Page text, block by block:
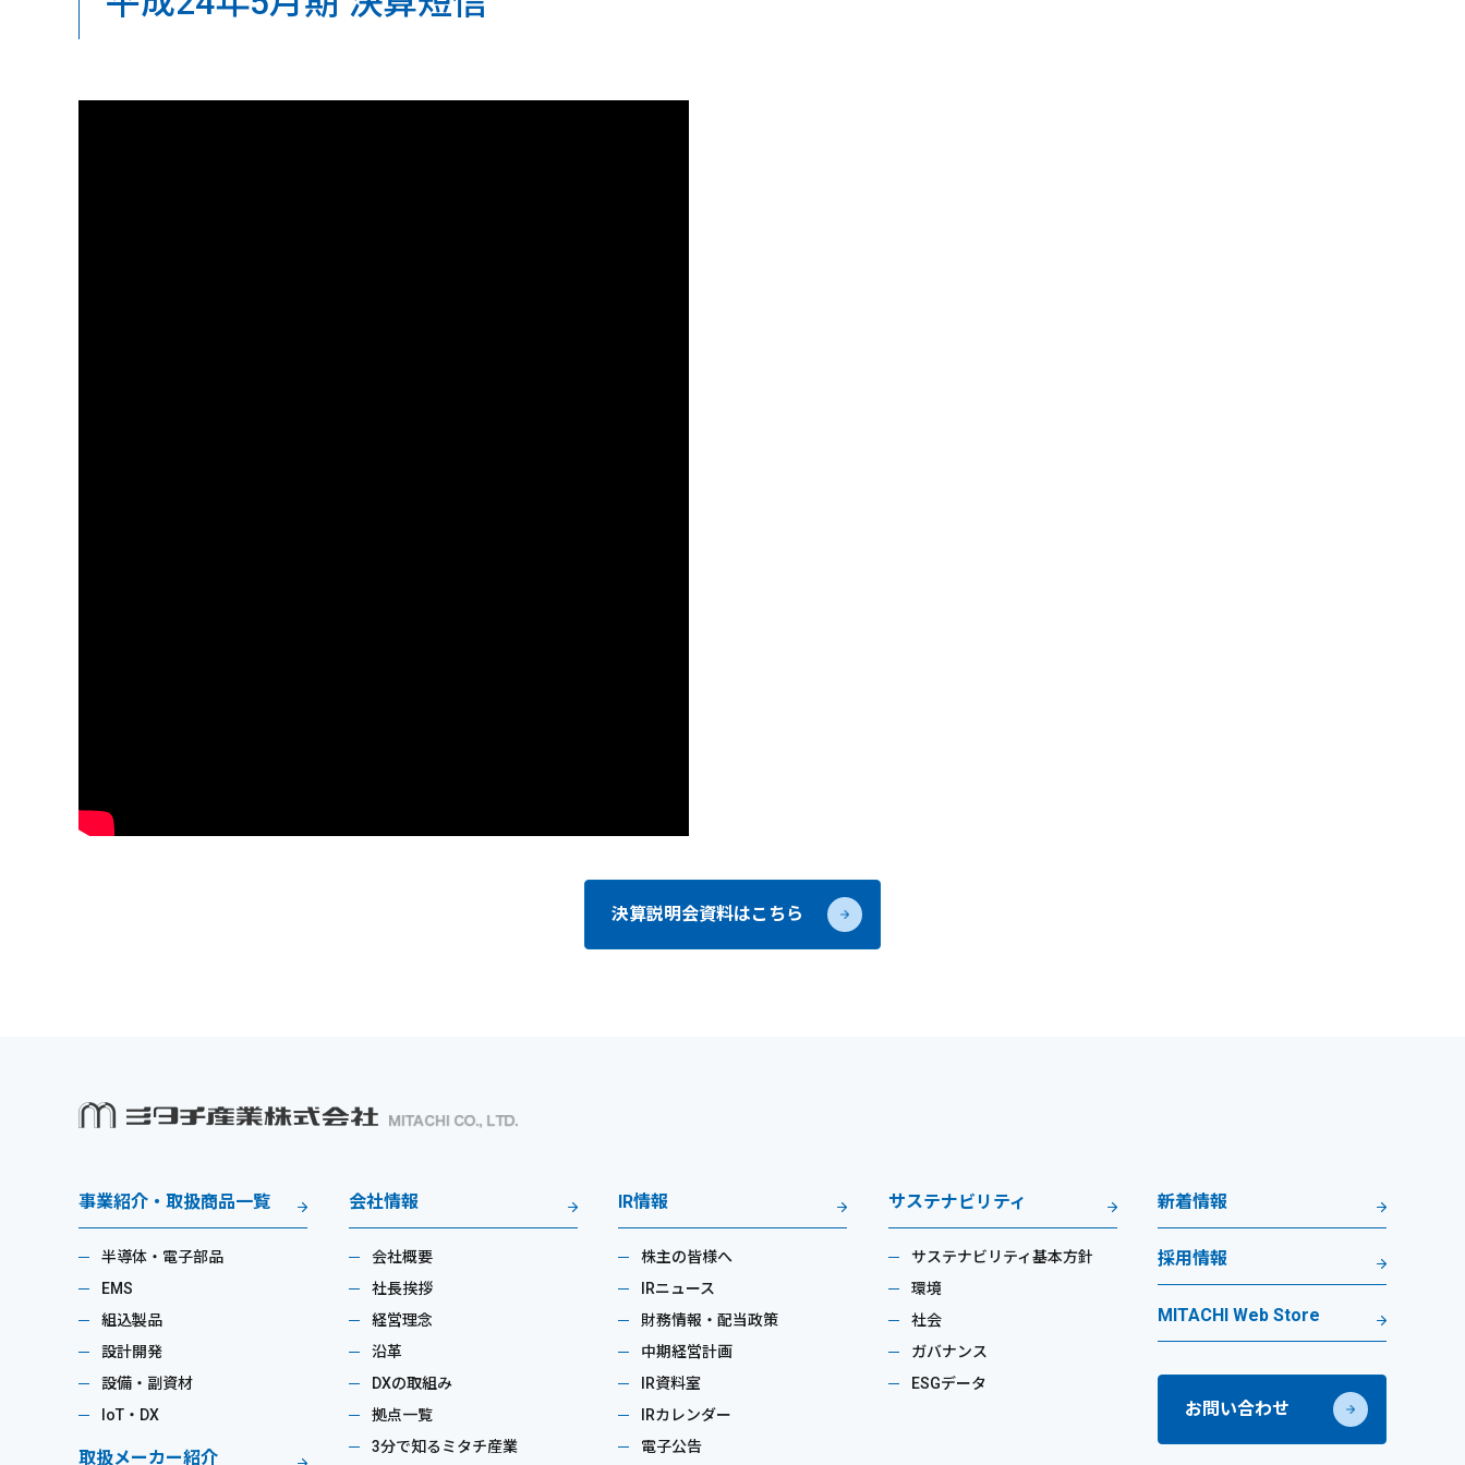
決算説明会資料はこちら
事業紹介・取扱商品一覧
半導体・電子部品
EMS
組込製品
設計開発
設備・副資材
IoT・DX
取扱メーカー紹介
会社情報
会社概要
社長挨拶
経営理念
沿革
DXの取組み
拠点一覧
3分で知るミタチ産業
IR情報
株主の皆様へ
IRニュース
財務情報・配当政策
中期経営計画
IR資料室
IRカレンダー
電子公告
サステナビリティ
サステナビリティ基本方針
環境
社会
ガバナンス
ESGデータ
新着情報
採用情報
MITACHI Web Store
お問い合わせ